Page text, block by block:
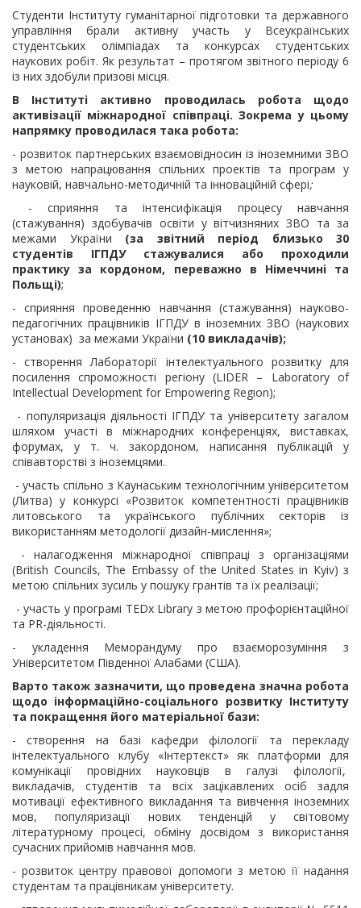
Студенти Інституту гуманітарної підготовки та державного
управління брали активну участь у Всеукраїнських
студентських олімпіадах та конкурсах студентських
наукових робіт. Як результат – протягом звітного періоду 6
із них здобули призові місця.
В Інституті активно проводилась робота щодо
активізації міжнародної співпраці. Зокрема у цьому
напрямку проводилася така робота:
- розвиток партнерських взаємовідносин із іноземними ЗВО
з метою напрацювання спільних проектів та програм у
науковій, навчально-методичній та інноваційній сфері;
- сприяння та інтенсифікація процесу навчання
(стажування) здобувачів освіти у вітчизняних ЗВО та за
межами України (за звітний період близько 30
студентів ІГПДУ стажувалися або проходили
практику за кордоном, переважно в Німеччині та
Польщі);
- сприяння проведенню навчання (стажування) науково-
педагогічних працівників ІГПДУ в іноземних ЗВО (наукових
установах) за межами України (10 викладачів);
- створення Лабораторії інтелектуального розвитку для
посилення спроможності регіону (LIDER – Laboratory of
Intellectual Development for Empowering Region);
- популяризація діяльності ІГПДУ та університету загалом
шляхом участі в міжнародних конференціях, виставках,
форумах, у т. ч. закордоном, написання публікацій у
співавторстві з іноземцями.
- участь спільно з Каунаським технологічним університетом
(Литва) у конкурсі «Розвиток компетентності працівників
литовського та українського публічних секторів із
використанням методології дизайн-мислення»;
- налагодження міжнародної співпраці з організаціями
(British Councils, The Embassy of the United States in Kyiv) з
метою спільних зусиль у пошуку грантів та їх реалізації;
- участь у програмі TEDx Library з метою профорієнтаційної
та PR-діяльності.
- укладення Меморандуму про взаєморозуміння з
Університетом Південної Алабами (США).
Варто також зазначити, що проведена значна робота
щодо інформаційно-соціального розвитку Інституту
та покращення його матеріальної бази:
- створення на базі кафедри філології та перекладу
інтелектуального клубу «Інтертекст» як платформи для
комунікації провідних науковців в галузі філології,
викладачів, студентів та всіх зацікавлених осіб задля
мотивації ефективного викладання та вивчення іноземних
мов, популяризації нових тенденцій у світовому
літературному процесі, обміну досвідом з використання
сучасних прийомів навчання мов.
- розвиток центру правової допомоги з метою її надання
студентам та працівникам університету.